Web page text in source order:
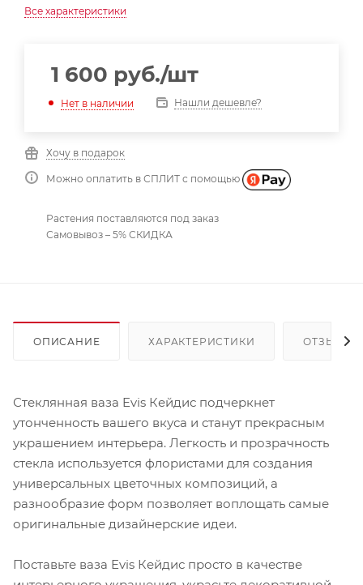
Все характеристики
1 600 руб./шт
Нет в наличии Нашли дешевле?
Хочу в подарок
Можно оплатить в СПЛИТ с помощью
Растения поставляются под заказ
Самовывоз – 5% СКИДКА
ОПИСАНИЕ ХАРАКТЕРИСТИКИ ОТЗЫВЫ
Стеклянная ваза Evis Кейдис подчеркнет
утонченность вашего вкуса и станут прекрасным
украшением интерьера. Легкость и прозрачность
стекла используется флористами для создания
универсальных цветочных композиций, а
разнообразие форм позволяет воплощать самые
оригинальные дизайнерские идеи.
Поставьте ваза Evis Кейдис просто в качестве